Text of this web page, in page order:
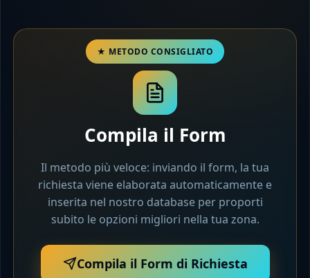
Compila il Form
Il metodo più veloce: inviando il form, la tua
richiesta viene elaborata automaticamente e
inserita nel nostro database per proporti
subito le opzioni migliori nella tua zona.
Compila il Form di Richiesta